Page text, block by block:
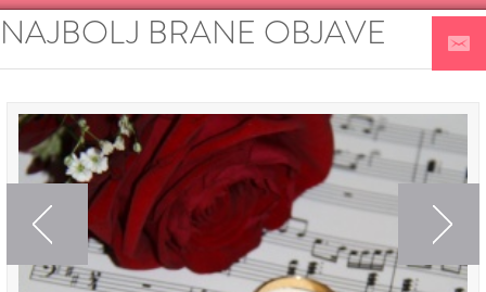
NAJBOLJ BRANE OBJAVE
Previous Next